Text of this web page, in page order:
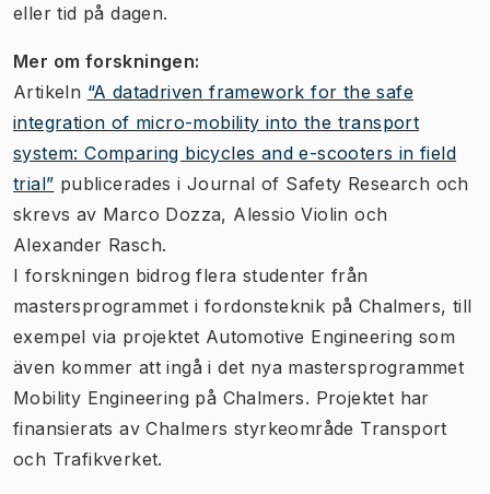
eller tid på dagen.
Mer om forskningen:
Artikeln “A datadriven framework for the safe
integration of micro-mobility into the transport
system: Comparing bicycles and e-scooters in field
trial” publicerades i Journal of Safety Research och
skrevs av Marco Dozza, Alessio Violin och
Alexander Rasch.
I forskningen bidrog flera studenter från
mastersprogrammet i fordonsteknik på Chalmers, till
exempel via projektet Automotive Engineering som
även kommer att ingå i det nya mastersprogrammet
Mobility Engineering på Chalmers. Projektet har
finansierats av Chalmers styrkeområde Transport
och Trafikverket.